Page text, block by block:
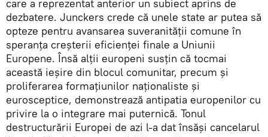
care a reprezentat anterior un subiect aprins de
dezbatere. Junckers crede că unele state ar putea să
opteze pentru avansarea suveranităţii comune în
speranţa creşterii eficienţei finale a Uniunii
Europene. Însă alţii europeni susţin că tocmai
această ieşire din blocul comunitar, precum şi
proliferarea formaţiunilor naţionaliste şi
eurosceptice, demonstrează antipatia europenilor cu
privire la o integrare mai puternică. Tonul
destructurării Europei de azi l-a dat însăși cancelarul